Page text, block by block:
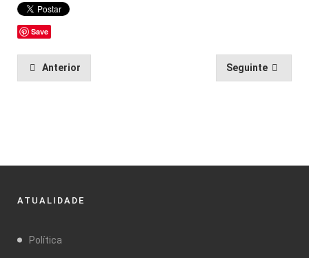
Save
Anterior Seguinte
ATUALIDADE
Política